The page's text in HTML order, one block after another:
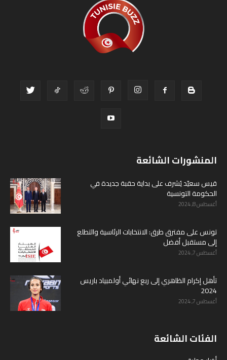
المنشورات الشائعة
قيس سعيّد يُشرف على بداية حقبة جديدة في
الحكومة التونسية
أغسطس 8, 2024
تونس على مفترق طرق: الانتخابات الرئاسية والتطلع
إلى مستقبل أفضل
أغسطس 7, 2024
تأهل إكرام الظاهري إلى ربع نهائي أولمبياد باريس
2024
أغسطس 7, 2024
الفئات الشائعة